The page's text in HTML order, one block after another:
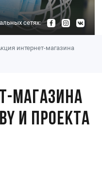
сетях:
интернет-магазина
магазина
и проекта